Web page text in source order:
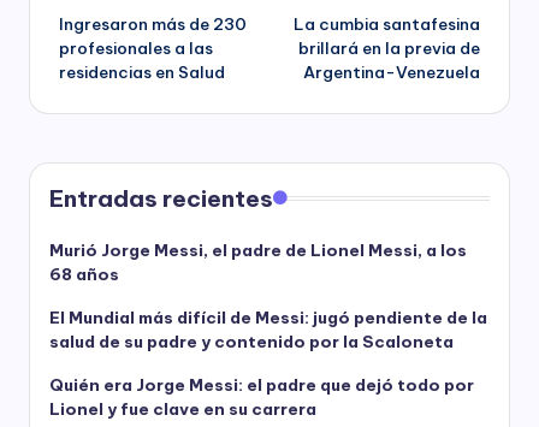
navigation
Ingresaron más de 230
profesionales a las
residencias en Salud
La cumbia santafesina
brillará en la previa de
Argentina-Venezuela
Entradas recientes
Murió Jorge Messi, el padre de Lionel Messi, a los
68 años
El Mundial más difícil de Messi: jugó pendiente de la
salud de su padre y contenido por la Scaloneta
Quién era Jorge Messi: el padre que dejó todo por
Lionel y fue clave en su carrera